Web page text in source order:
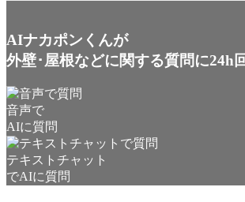
AIナカポンくんが
外壁･屋根などに関する質問に24h
音声で
AIに質問
テキストチャット
でAIに質問